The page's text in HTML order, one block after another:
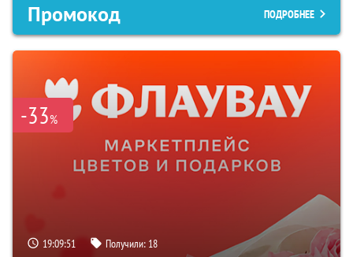
Промокод ПОДРОБНЕЕ
-33%
19:09:50 Получили: 18